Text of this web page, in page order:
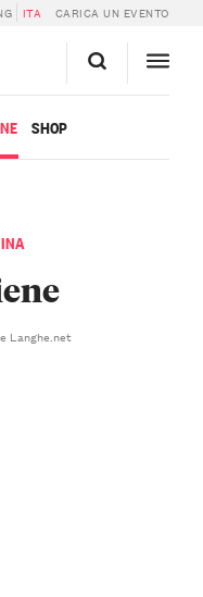
RIPIENE
ITA CARICA UN EVENTO
SHOP
Langhe.net